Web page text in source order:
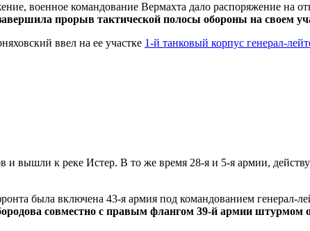
военное командование Вермахта дало распоряжение на
прорыв тактической полосы обороны на своем
ввел на ее участке 1-й танковый корпус генерал-
и вышли к реке Истер. В то же время 28-я и 5-я армии,
была включена 43-я армия под командованием генерал-
совместно с правым флангом 39-й армии штурмом